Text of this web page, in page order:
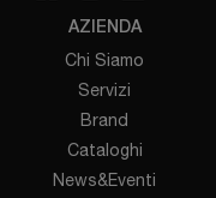
AZIENDA
Chi Siamo
Servizi
Brand
Cataloghi
News&Eventi